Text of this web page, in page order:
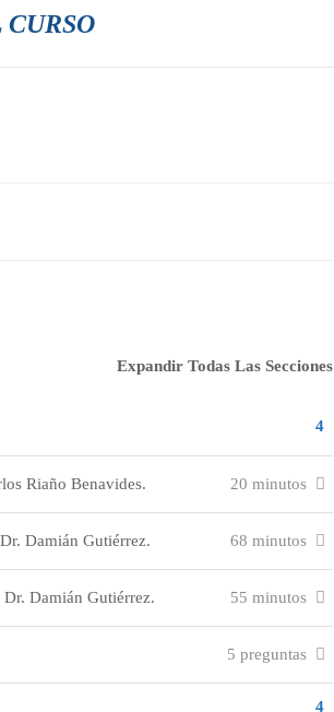
Expandir Todas Las Secciones
4
Riaño Benavides. 20 minutos
Damián Gutiérrez. 68 minutos
Damián Gutiérrez. 55 minutos
5 preguntas
4